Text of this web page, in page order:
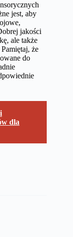
jest, aby
jakości
ale także
że
do
dla